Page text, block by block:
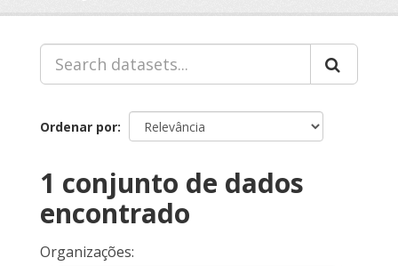
Ordenar por
1 conjunto de dados
encontrado
Organizações: